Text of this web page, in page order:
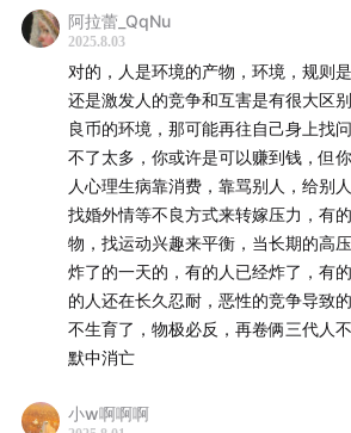
微信群：whatyouneedbb
微信公众号：我要WhatYouNeed
微博：@我要WhatYouNeed
小红书：不把天聊si
商务联系：whatyouneedoffice
本播客是 @我要WhatYouNeed 旗下
我们团队的其他播客
阿拉蕾_QqNu
2025.8.03
对的，人是环境的产物，环境，规则
还是激发人的竞争和互害是有很大区
良币的环境，那可能再往自己身上找
不了太多，你或许是可以赚到钱，但
人心理生病靠消费，靠骂别人，给别
找婚外情等不良方式来转嫁压力，有
物，找运动兴趣来平衡，当长期的高
炸了的一天的，有的人已经炸了，有
的人还在长久忍耐，恶性的竞争导致
不生育了，物极必反，再卷俩三代人
默中消亡
小w啊啊啊